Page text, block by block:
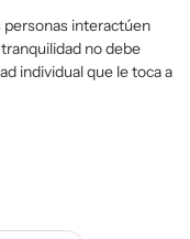
personas interactúen
no debe
individual que le toca a